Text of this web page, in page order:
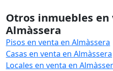
Otros inmuebles en
Almàssera
Pisos en venta en Almàssera
Casas en venta en Almàssera
Locales en venta en